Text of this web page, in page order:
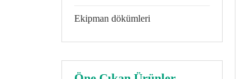
Ekipman dökümleri